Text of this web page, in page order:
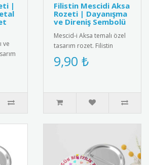
|
ve
Filistin Mescidi Aksa
Rozeti | Dayanışma
ve Direniş Sembolü
Mescid-i Aksa temalı özel
tasarım rozet. Filistin
dayanışmasını simgeleyen
şık ve anlamlı bir aksesu..
9,90 ₺